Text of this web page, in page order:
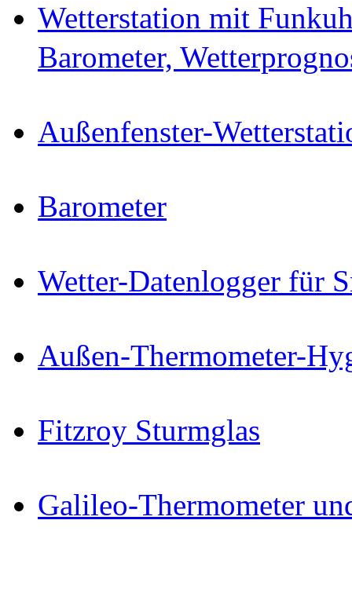
Wetterstation mit
Barometer,
Außenfenster-
Barometer
Wetter-Datenlogger für
Außen-Thermometer-
Fitzroy Sturmglas
Galileo-Thermometer